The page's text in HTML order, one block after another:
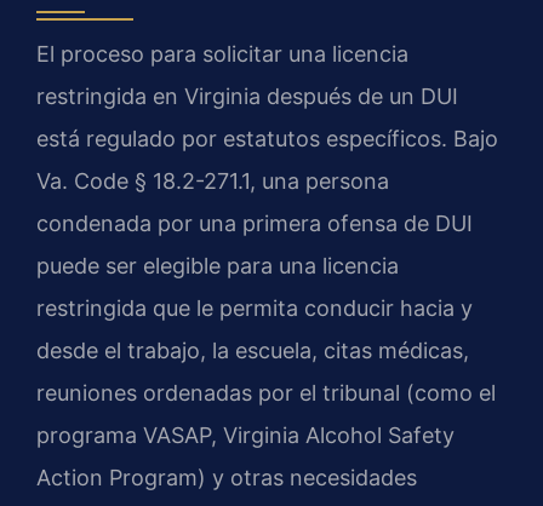
El proceso para solicitar una licencia
restringida en Virginia después de un DUI
está regulado por estatutos específicos. Bajo
Va. Code § 18.2-271.1, una persona
condenada por una primera ofensa de DUI
puede ser elegible para una licencia
restringida que le permita conducir hacia y
desde el trabajo, la escuela, citas médicas,
reuniones ordenadas por el tribunal (como el
programa VASAP, Virginia Alcohol Safety
Action Program) y otras necesidades